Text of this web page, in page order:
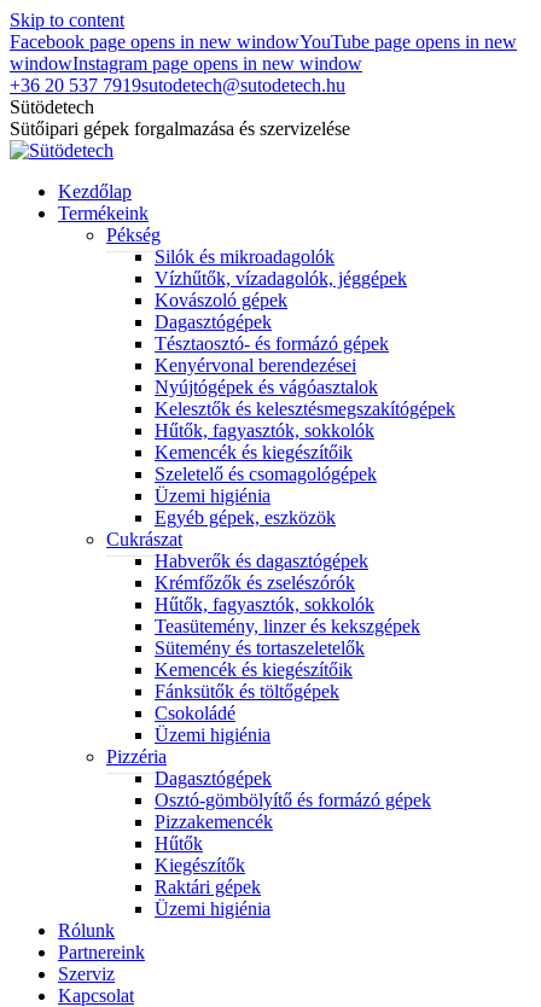
Skip to content
Facebook page opens in new windowYouTube page opens in new
windowInstagram page opens in new window
+36 20 537 7919sutodetech@sutodetech.hu
Sütödetech
Sütőipari gépek forgalmazása és szervizelése
Kezdőlap
Termékeink
Pékség
Silók és mikroadagolók
Vízhűtők, vízadagolók, jéggépek
Kovászoló gépek
Dagasztógépek
Tésztaosztó- és formázó gépek
Kenyérvonal berendezései
Nyújtógépek és vágóasztalok
Kelesztők és kelesztésmegszakítógépek
Hűtők, fagyasztók, sokkolók
Kemencék és kiegészítőik
Szeletelő és csomagológépek
Üzemi higiénia
Egyéb gépek, eszközök
Cukrászat
Habverők és dagasztógépek
Krémfőzők és zselészórók
Hűtők, fagyasztók, sokkolók
Teasütemény, linzer és kekszgépek
Sütemény és tortaszeletelők
Kemencék és kiegészítőik
Fánksütők és töltőgépek
Csokoládé
Üzemi higiénia
Pizzéria
Dagasztógépek
Osztó-gömbölyítő és formázó gépek
Pizzakemencék
Hűtők
Kiegészítők
Raktári gépek
Üzemi higiénia
Rólunk
Partnereink
Szerviz
Kapcsolat